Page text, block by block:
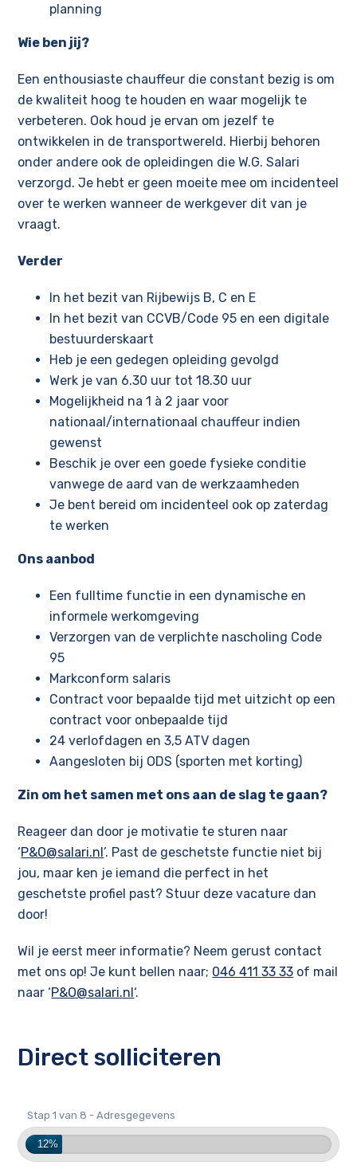
planning
Wie ben jij?
Een enthousiaste chauffeur die constant bezig is om
de kwaliteit hoog te houden en waar mogelijk te
verbeteren. Ook houd je ervan om jezelf te
ontwikkelen in de transportwereld. Hierbij behoren
onder andere ook de opleidingen die W.G. Salari
verzorgd. Je hebt er geen moeite mee om incidenteel
over te werken wanneer de werkgever dit van je
vraagt.
Verder
In het bezit van Rijbewijs B, C en E
In het bezit van CCVB/Code 95 en een digitale
bestuurderskaart
Heb je een gedegen opleiding gevolgd
Werk je van 6.30 uur tot 18.30 uur
Mogelijkheid na 1 à 2 jaar voor
nationaal/internationaal chauffeur indien
gewenst
Beschik je over een goede fysieke conditie
vanwege de aard van de werkzaamheden
Je bent bereid om incidenteel ook op zaterdag
te werken
Ons aanbod
Een fulltime functie in een dynamische en
informele werkomgeving
Verzorgen van de verplichte nascholing Code
95
Markconform salaris
Contract voor bepaalde tijd met uitzicht op een
contract voor onbepaalde tijd
24 verlofdagen en 3,5 ATV dagen
Aangesloten bij ODS (sporten met korting)
Zin om het samen met ons aan de slag te gaan?
Reageer dan door je motivatie te sturen naar
‘P&O@salari.nl’. Past de geschetste functie niet bij
jou, maar ken je iemand die perfect in het
geschetste profiel past? Stuur deze vacature dan
door!
Wil je eerst meer informatie? Neem gerust contact
met ons op! Je kunt bellen naar; 046 411 33 33 of mail
naar ‘P&O@salari.nl‘.
Direct solliciteren
Stap 1 van 8 - Adresgegevens
12%